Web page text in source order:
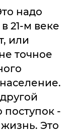
надо
21-м веке
или
точное
-
Это